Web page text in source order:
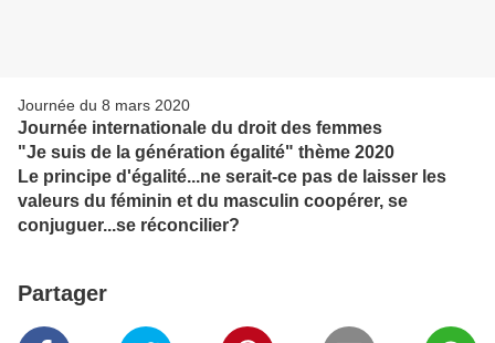
Journée du 8 mars 2020
Journée internationale du droit des femmes
"Je suis de la génération égalité" thème 2020
Le principe d'égalité...ne serait-ce pas de laisser les
valeurs du féminin et du masculin coopérer, se
conjuguer...se réconcilier?
Partager